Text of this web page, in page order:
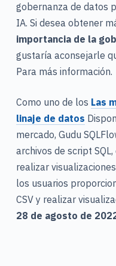
gobernanza de datos
IA. Si desea obtener
importancia de la
gustaría aconsejarle
Para más información.
Como uno de los Las
linaje de datos
mercado, Gudu
archivos de script
realizar
los usuarios
CSV y realizar
28 de agosto de